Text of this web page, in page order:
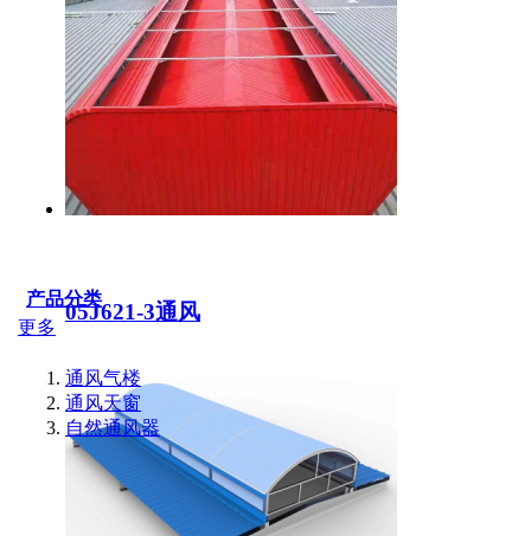
05J621-3通风
产品分类
更多
通风气楼
通风天窗
自然通风器